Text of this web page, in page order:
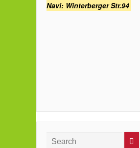
Navi: Winterberger Str.94